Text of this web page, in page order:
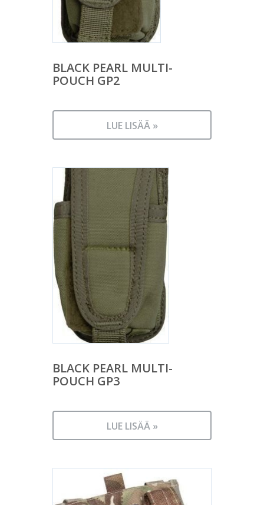
BLACK PEARL MULTI-
POUCH GP2
LUE LISÄÄ »
BLACK PEARL MULTI-
POUCH GP3
LUE LISÄÄ »